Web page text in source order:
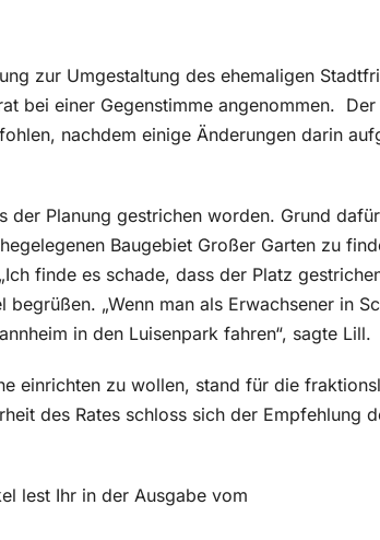
zur Umgestaltung des ehemaligen
bei einer Gegenstimme angenommen.
nachdem einige Änderungen darin
der Planung gestrichen worden. Grund
Baugebiet Großer Garten zu
finde es schade, dass der Platz
„Wenn man als Erwachsener in
in den Luisenpark fahren“, sagte Lill.
einrichten zu wollen, stand für die
des Rates schloss sich der Empfehlung
lest Ihr in der Ausgabe vom